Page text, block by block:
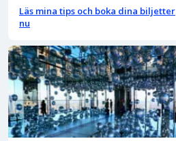
Läs mina tips och boka dina biljetter
nu